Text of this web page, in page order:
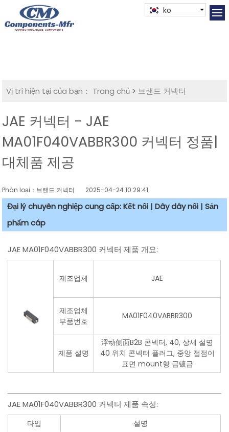
ko
Vị trí hiện tại của bạn： Trang chủ > 브랜드 커넥터
JAE 커넥터 - JAE
MA01F040VABBR300 커넥터 정품|
대체품 제공
Phân loại：브랜드 커넥터 2025-04-24 10:29:41
Đại lý chuyên nghiệp cung cấp: Kết nối | Dây dây nối | Sản
phẩm cáp
JAE MA01F040VABBR300 커넥터 제품 개요:
제조업체 JAE
제조업체
부품번호
MA01F040VABBR300
제품 설명
浮动侧面B2B 콘넥터, 40, 상세 설명
40 위치 콘넥터 플러그, 중앙 접점이
표면 mount형 금镀금
JAE MA01F040VABBR300 커넥터 제품 속성:
타입 설명